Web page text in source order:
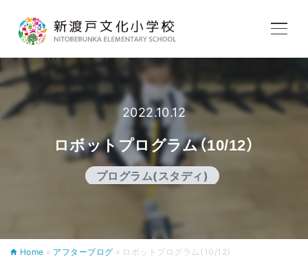
学校紹介
教育内容
学校生活
2022.10.12
ロボットプログラム（10/12）
プログラム(スタディ)
Home » アフターブログ » ロボットプログラム（10/12）